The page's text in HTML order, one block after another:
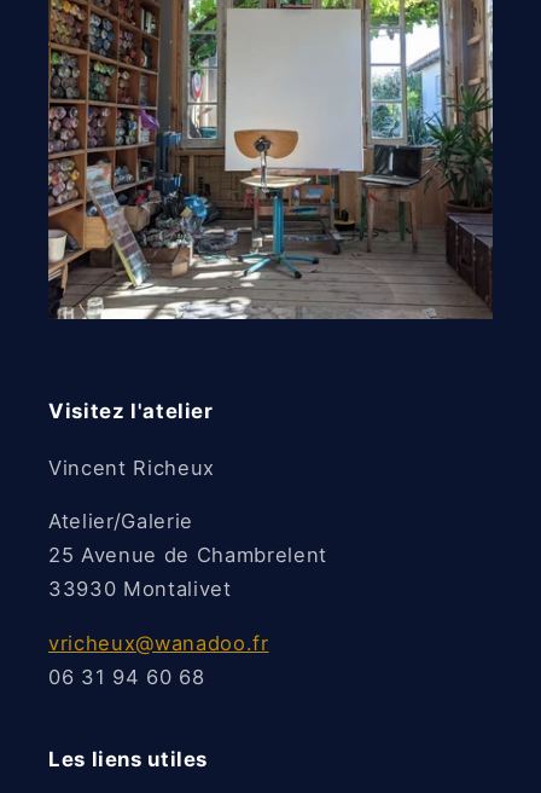
Visitez l'atelier
Vincent Richeux
Atelier/Galerie
25 Avenue de Chambrelent
33930 Montalivet
vricheux@wanadoo.fr
06 31 94 60 68
Les liens utiles